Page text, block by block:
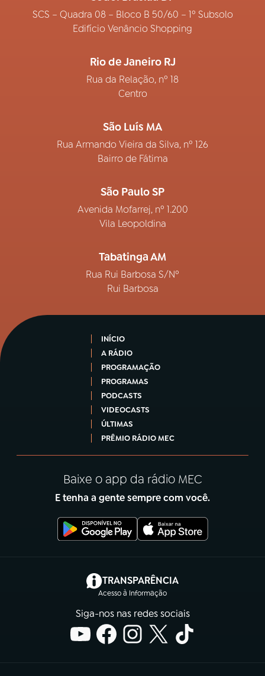
SCS – Quadra 08 – Bloco B 50/60 – 1º Subsolo
Edifício Venâncio Shopping
Rio de Janeiro RJ
Rua da Relação, nº 18
Centro
São Luís MA
Rua Armando Vieira da Silva, nº 126
Bairro de Fátima
São Paulo SP
Avenida Mofarrej, nº 1.200
Vila Leopoldina
Tabatinga AM
Rua Rui Barbosa S/Nº
Rui Barbosa
INÍCIO
A RÁDIO
PROGRAMAÇÃO
PROGRAMAS
PODCASTS
VIDEOCASTS
ÚLTIMAS
PRÊMIO RÁDIO MEC
Baixe o app da rádio MEC
E tenha a gente sempre com você.
TRANSPARÊNCIA
Acesso à Informação
(abre em nova aba)
Siga-nos nas redes sociais